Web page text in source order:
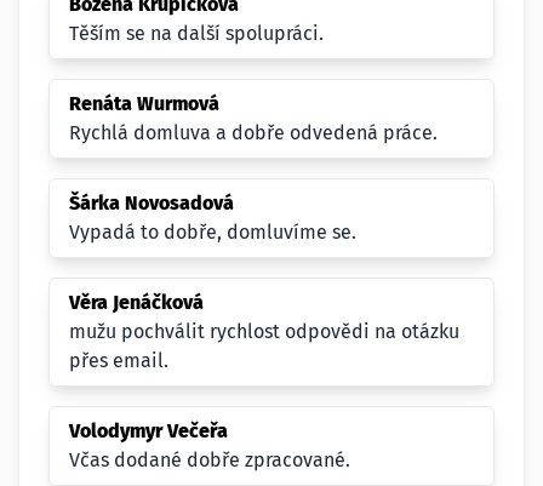
Těším se na další spolupráci.
Renáta Wurmová
Rychlá domluva a dobře odvedená práce.
Šárka Novosadová
Vypadá to dobře, domluvíme se.
Věra Jenáčková
mužu pochválit rychlost odpovědi na otázku
přes email.
Volodymyr Večeřa
Včas dodané dobře zpracované.